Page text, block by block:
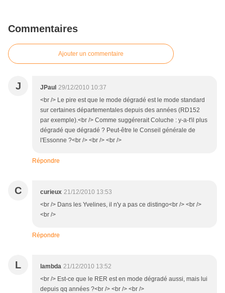
Commentaires
Ajouter un commentaire
J JPaul 29/12/2010 10:37
<br /> Le pire est que le mode dégradé est le mode standard
sur certaines départementales depuis des années (RD152
par exemple).<br /> Comme suggérerait Coluche : y-a-t'il plus
dégradé que dégradé ? Peut-être le Conseil générale de
l'Essonne ?<br /> <br /> <br />
Répondre
C curieux 21/12/2010 13:53
<br /> Dans les Yvelines, il n'y a pas ce distingo<br /> <br />
<br />
Répondre
L lambda 21/12/2010 13:52
<br /> Est-ce que le RER est en mode dégradé aussi, mais lui
depuis qq années ?<br /> <br /> <br />